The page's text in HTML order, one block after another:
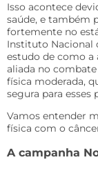
Isso acontece
saúde, e também
fortemente no
Instituto Nacional
estudo de como a
aliada no
física moderada,
segura para esses
Vamos entender
física com o
A campanha